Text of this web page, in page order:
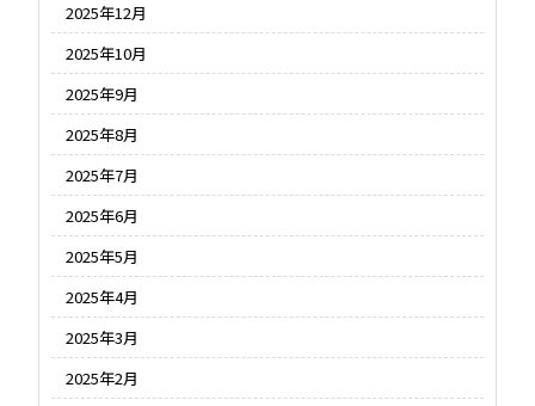
2025年12月
2025年10月
2025年9月
2025年8月
2025年7月
2025年6月
2025年5月
2025年4月
2025年3月
2025年2月